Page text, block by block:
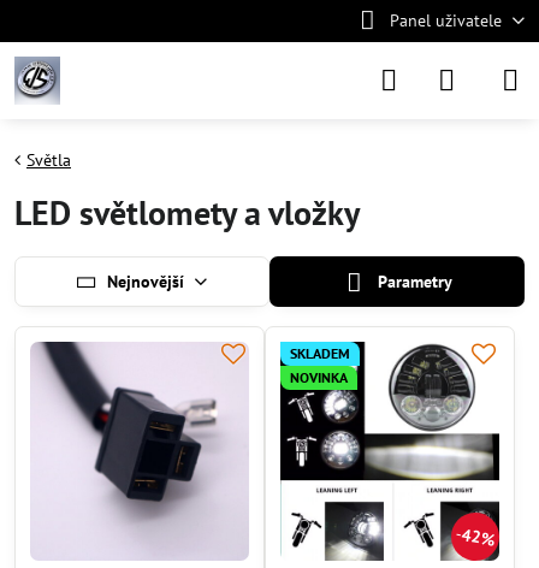
Panel uživatele
Světla
LED světlomety a vložky
Nejnovější Parametry
42%
SKLADEM
NOVINKA